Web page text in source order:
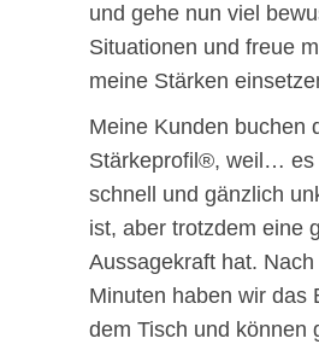
und gehe nun viel
Situationen und freue
meine Stärken
Meine Kunden buchen
Stärkeprofil®, weil… es
schnell und gänzlich
ist, aber trotzdem eine
Aussagekraft hat.
Minuten haben wir das
dem Tisch und können